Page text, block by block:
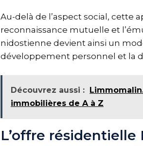
Au-delà de l’aspect social, cette
reconnaissance mutuelle et
nidostienne devient ainsi un
développement personnel et la
Découvrez aussi :
immobilières de A à Z
L’offre résidentielle